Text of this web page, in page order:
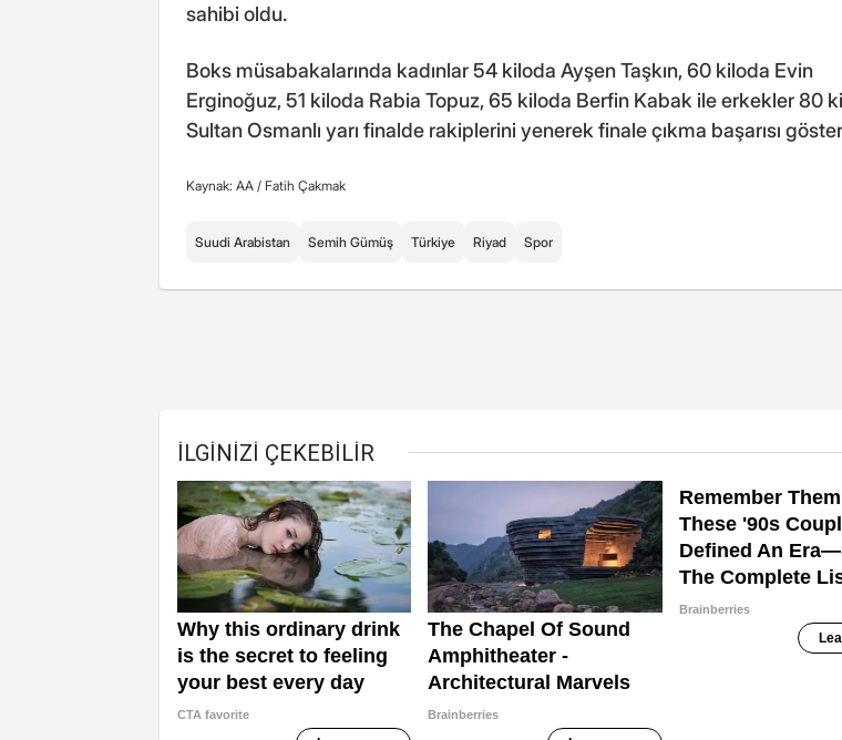
sahibi oldu.
Boks müsabakalarında kadınlar 54 kiloda Ayşen Taşkın, 60 kiloda Evin
Erginoğuz, 51 kiloda Rabia Topuz, 65 kiloda Berfin Kabak ile erkekler 80
Sultan Osmanlı yarı finalde rakiplerini yenerek finale çıkma başarısı
Kaynak: AA / Fatih Çakmak
Suudi Arabistan Semih Gümüş Türkiye Riyad Spor